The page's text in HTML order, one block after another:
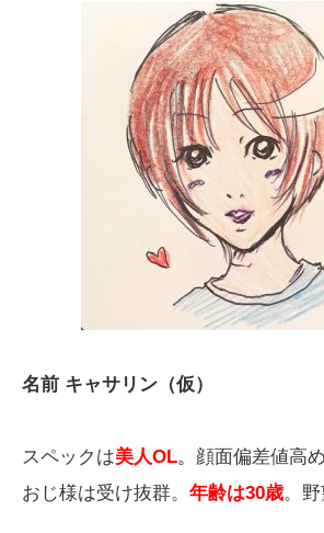
名前 キャサリン（仮）
スペックは美人OL
顔面偏差値高
おじ様は受け抜群。 年齢は30歳 。